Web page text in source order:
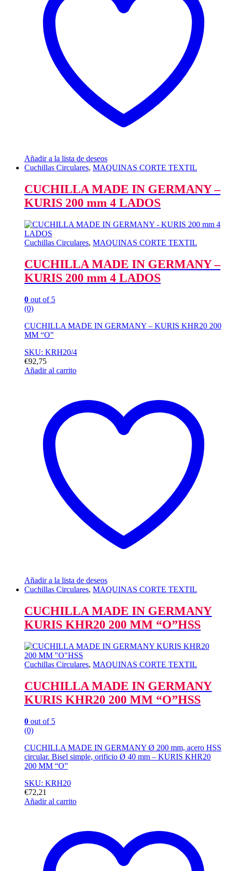
Añadir a la lista de deseos
Cuchillas Circulares, MAQUINAS CORTE TEXTIL
CUCHILLA MADE IN GERMANY –
KURIS 200 mm 4 LADOS
Cuchillas Circulares, MAQUINAS CORTE TEXTIL
CUCHILLA MADE IN GERMANY –
KURIS 200 mm 4 LADOS
0 out of 5
(0)
CUCHILLA MADE IN GERMANY – KURIS KHR20 200
MM “O”
SKU: KRH20/4
€92,75
Añadir al carrito
Añadir a la lista de deseos
Cuchillas Circulares, MAQUINAS CORTE TEXTIL
CUCHILLA MADE IN GERMANY
KURIS KHR20 200 MM “O”HSS
Cuchillas Circulares, MAQUINAS CORTE TEXTIL
CUCHILLA MADE IN GERMANY
KURIS KHR20 200 MM “O”HSS
0 out of 5
(0)
CUCHILLA MADE IN GERMANY Ø 200 mm, acero HSS
circular. Bisel simple, orificio Ø 40 mm – KURIS KHR20
200 MM “O”
SKU: KRH20
€72,21
Añadir al carrito